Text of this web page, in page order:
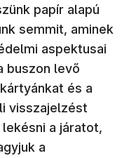
papír alapú
semmit, aminek
aspektusai
buszon levő
és a
visszajelzést
a járatot,
a